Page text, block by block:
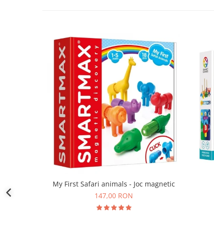
My First Safari animals - Joc magnetic
147,00 RON